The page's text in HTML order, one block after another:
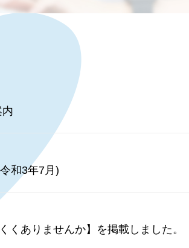
和3年7月)
くありませんか】を掲載しました。